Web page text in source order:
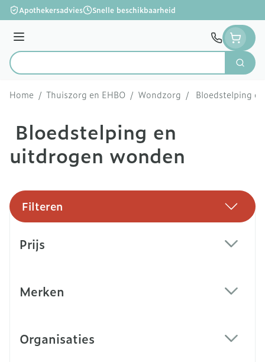
Ga naar de inhoud
Apothekersadvies Snelle beschikbaarheid
Menu
Product, merk, categorie...
Zoek
Home / Thuiszorg en EHBO / Wondzorg / Bloedstelping
Bloedstelping en
uitdrogen wonden
Filteren
Prijs
Merken
Organisaties